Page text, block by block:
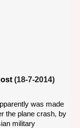
(18-7-2014)
was made
the plane crash, by
military